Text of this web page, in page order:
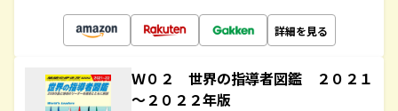
詳細を見る
Ｗ０２ 世界の指導者図鑑 ２０２１
～２０２２年版